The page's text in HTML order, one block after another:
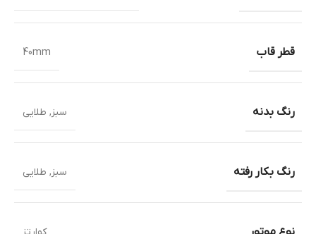
قطر قاب 40mm
رنگ بدنه سبز, طلایی
رنگ بکار رفته سبز, طلایی